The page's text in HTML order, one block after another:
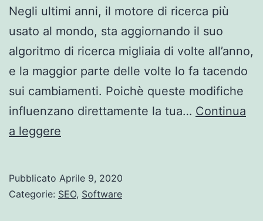
Negli ultimi anni, il motore di ricerca più
usato al mondo, sta aggiornando il suo
algoritmo di ricerca migliaia di volte all’anno,
e la maggior parte delle volte lo fa tacendo
sui cambiamenti. Poichè queste modifiche
influenzano direttamente la tua… Continua
a leggere
di
Pubblicato Aprile 9, 2020
Categorie: SEO, Software